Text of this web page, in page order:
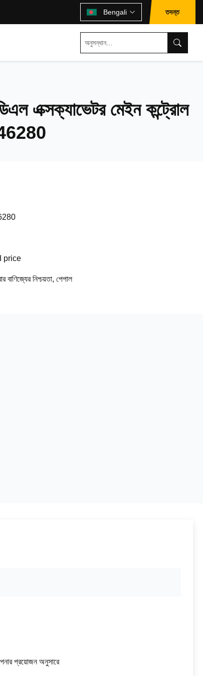
Bengali তদন্ত
এক্সক্যাভেটর মেইন কন্ট্রোল
price
বাণিজ্যের নিশ্চয়তা, পেপাল
প্রয়োজন অনুসারে